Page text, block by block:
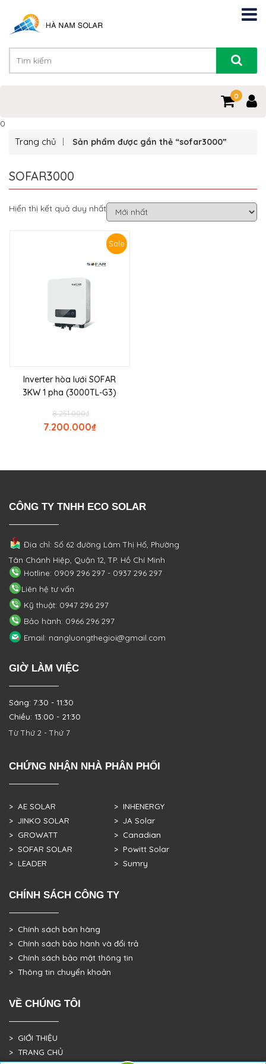
0
0
Trang chủ Sản phẩm được gắn thẻ “sofar3000”
SOFAR3000
Hiển thị kết quả duy nhất
Sale
Inverter hòa lưới SOFAR
3KW 1 pha (3000TL-G3)
₫
8.251.000
₫
7.200.000
CÔNG TY TNHH ECO SOLAR
Địa chỉ: Số 62 đường Lâm Thị Hố, Phường
Tân Chánh Hiệp, Quận 12, TP. Hồ Chí Minh
Hotline: 0909 296 297 - 0937 296 297
Liên hệ tư vấn
Kỹ thuật: 0947 296 297
Bảo hành: 0966 296 297
Email: nangluongthegioi@gmail.com
GIỜ LÀM VIỆC
Sáng: 7:30 - 11:30
Chiều: 13:00 - 21:30
Từ Thứ 2 - Thứ 7
CHỨNG NHẬN NHÀ PHÂN PHỐI
> AE SOLAR
> JINKO SOLAR
> GROWATT
> SOFAR SOLAR
> LEADER
> INHENERGY
> JA Solar
> Canadian
> Powitt Solar
> Sumry
CHÍNH SÁCH CÔNG TY
> Chính sách bán hàng
> Chính sách bảo hành và đổi trả
> Chính sách bảo mật thông tin
> Thông tin chuyển khoản
VỀ CHÚNG TÔI
> GIỚI THIỆU
> TRANG CHỦ